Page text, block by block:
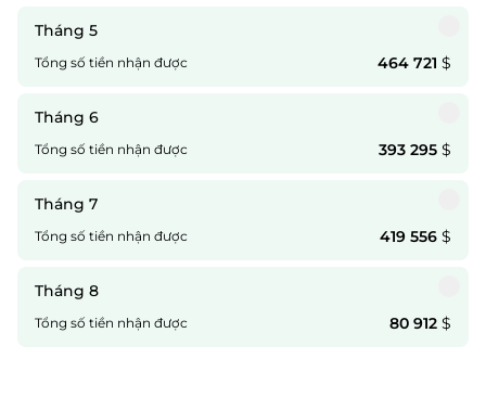
Tháng 5
Tổng số tiền nhận được 464 721 $
Tháng 6
Tổng số tiền nhận được 393 295 $
Tháng 7
Tổng số tiền nhận được 419 556 $
Tháng 8
Tổng số tiền nhận được 80 912 $